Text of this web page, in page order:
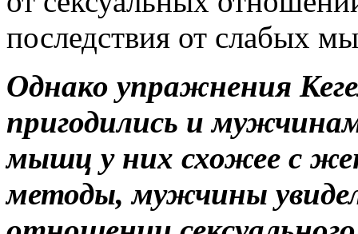
последствия от слабых
Однако упражнения
пригодились и
мышц у них схожее с
методы, мужчины